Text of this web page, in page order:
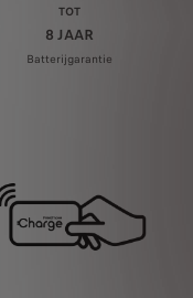
TOT
8 JAAR
Batterijgarantie